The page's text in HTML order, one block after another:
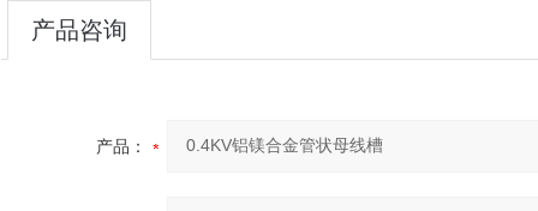
产品咨询
产品：